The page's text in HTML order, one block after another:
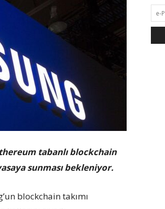
tabanlı blockchain
sunması bekleniyor.
blockchain takımı